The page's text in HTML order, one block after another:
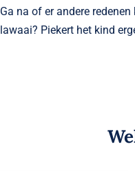
Ga na of er andere
lawaai? Piekert het kind